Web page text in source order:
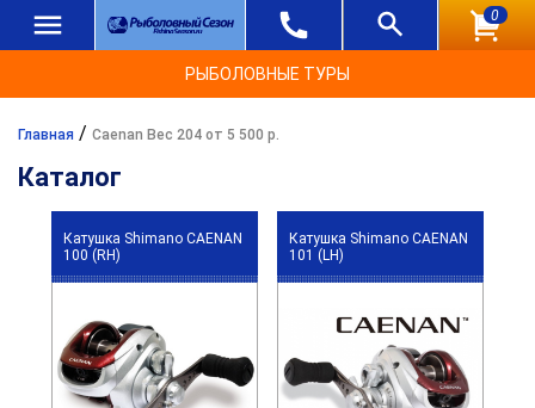
0
РЫБОЛОВНЫЕ ТУРЫ
Главная / Caenan Вес 204 от 5 500 р.
Каталог
Катушка Shimano CAENAN
100 (RH)
Катушка Shimano CAENAN
101 (LH)